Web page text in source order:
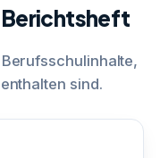
Berichtsheft
sind.